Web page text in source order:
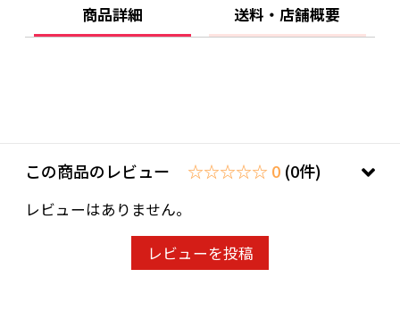
商品詳細 送料・店舗概要
この商品のレビュー ☆☆☆☆☆ 0 (0件)
レビューはありません。
レビューを投稿